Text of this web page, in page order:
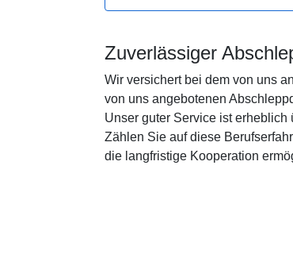
Zuverlässiger
Wir versichert bei dem von uns
von uns angebotenen
Unser guter Service ist
Zählen Sie auf diese
die langfristige Kooperation